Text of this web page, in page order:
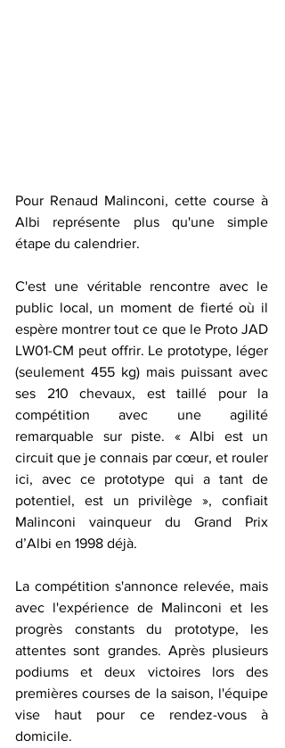
Pour Renaud Malinconi, cette course à
Albi représente plus qu'une simple
étape du calendrier.
C'est une véritable rencontre avec le
public local, un moment de fierté où il
espère montrer tout ce que le Proto JAD
LW01-CM peut offrir. Le prototype, léger
(seulement 455 kg) mais puissant avec
ses 210 chevaux, est taillé pour la
compétition avec une agilité
remarquable sur piste. « Albi est un
circuit que je connais par cœur, et rouler
ici, avec ce prototype qui a tant de
potentiel, est un privilège », confiait
Malinconi vainqueur du Grand Prix
d’Albi en 1998 déjà.
La compétition s'annonce relevée, mais
avec l'expérience de Malinconi et les
progrès constants du prototype, les
attentes sont grandes. Après plusieurs
podiums et deux victoires lors des
premières courses de la saison, l'équipe
vise haut pour ce rendez-vous à
domicile.